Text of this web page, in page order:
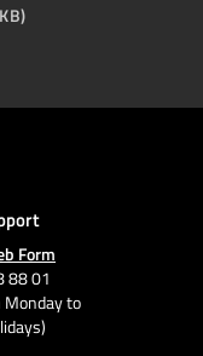
Form
88 01
to